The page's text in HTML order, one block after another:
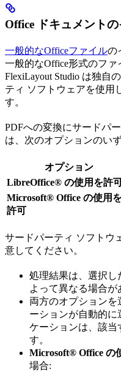
Office ドキュメント
一般的なOfficeファイルの
一般的なOffice形式のファ
FlexiLayout Studio は独自
ティ ソフトウェアを使用
す。
PDFへの変換にサードパ
は、次のオプションのい
オプション
LibreOffice® の使用を許
Microsoft® Office の使用
許可
サードパーティ ソフトウ
意してください。
処理結果は、選択し
よって異なる場合が
両方のオプションを
ーションが自動的に
ケーションは、該当
す。
Microsoft® Office の
場合: